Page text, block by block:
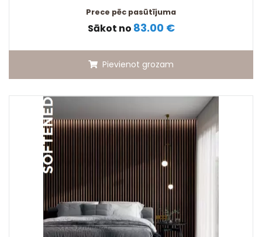
Prece pēc pasūtījuma
Sākot no 83.00 €
Pievienot grozam